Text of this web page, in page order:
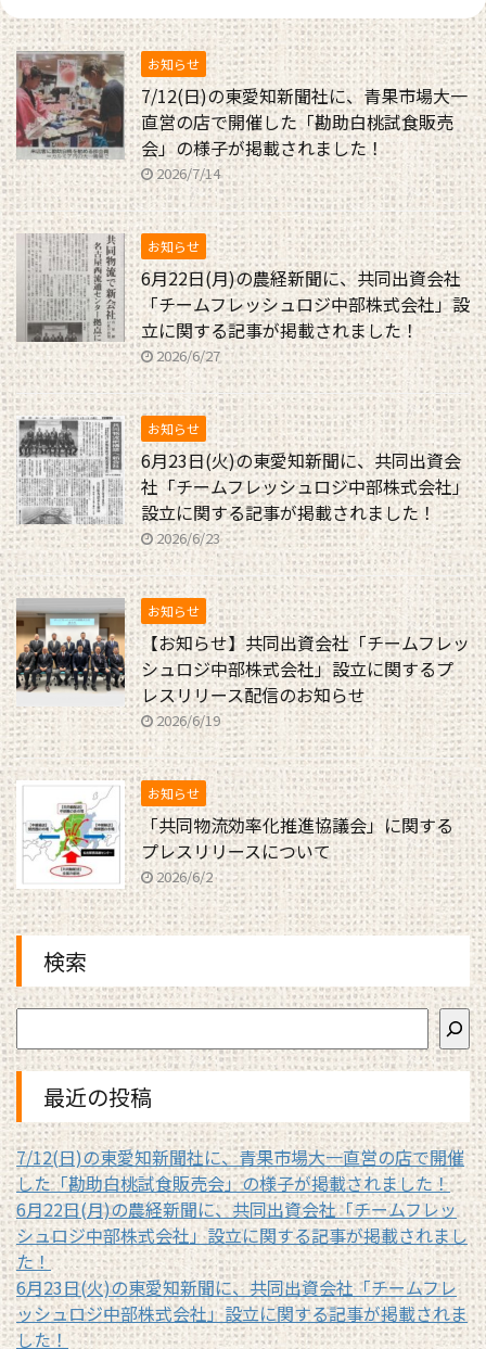
お知らせ
7/12(日)の東愛知新聞社に、青果市場大一
直営の店で開催した「勘助白桃試食販売
会」の様子が掲載されました！
2026/7/14
お知らせ
6月22日(月)の農経新聞に、共同出資会社
「チームフレッシュロジ中部株式会社」設
立に関する記事が掲載されました！
2026/6/27
お知らせ
6月23日(火)の東愛知新聞に、共同出資会
社「チームフレッシュロジ中部株式会社」
設立に関する記事が掲載されました！
2026/6/23
お知らせ
【お知らせ】共同出資会社「チームフレッ
シュロジ中部株式会社」設立に関するプ
レスリリース配信のお知らせ
2026/6/19
お知らせ
「共同物流効率化推進協議会」に関する
プレスリリースについて
2026/6/2
検索
最近の投稿
7/12(日)の東愛知新聞社に、青果市場大一直営の店で開催
した「勘助白桃試食販売会」の様子が掲載されました！
6月22日(月)の農経新聞に、共同出資会社「チームフレッ
シュロジ中部株式会社」設立に関する記事が掲載されまし
た！
6月23日(火)の東愛知新聞に、共同出資会社「チームフレ
ッシュロジ中部株式会社」設立に関する記事が掲載されま
した！